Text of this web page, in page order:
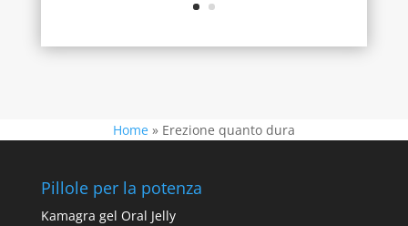
Home » Erezione quanto dura
Pillole per la potenza
Kamagra gel Oral Jelly